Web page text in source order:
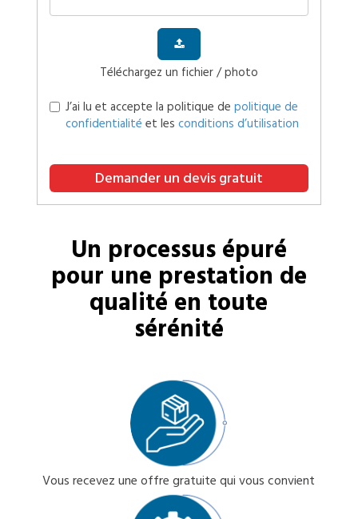
Téléchargez un fichier / photo
J’ai lu et accepte la politique de politique de
confidentialité et les conditions d’utilisation
Demander un devis gratuit
Un processus épuré
pour une prestation de
qualité en toute
sérénité
Vous recevez une offre gratuite qui vous convient